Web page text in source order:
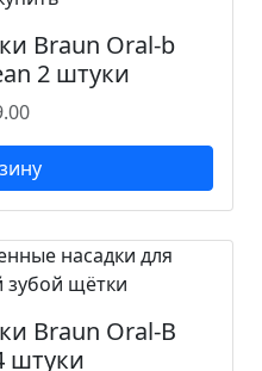
Braun Oral-b
2 штуки
Braun Oral-B
штуки